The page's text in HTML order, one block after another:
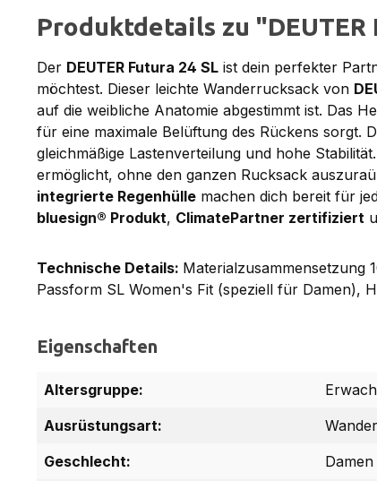
Produktdetails zu
Der DEUTER Futura 24 SL ist dein perfekter
möchtest. Dieser leichte Wanderrucksack von
auf die weibliche Anatomie abgestimmt ist. Das
für eine maximale Belüftung des Rückens sorgt.
gleichmäßige Lastenverteilung und hohe
ermöglicht, ohne den ganzen Rucksack
integrierte Regenhülle machen dich bereit für
bluesign® Produkt, ClimatePartner zertifiziert
Technische Details: Materialzusammensetzung
Passform SL Women's Fit (speziell für Damen),
Eigenschaften
Altersgruppe:
Ausrüstungsart:
Geschlecht:
Damen